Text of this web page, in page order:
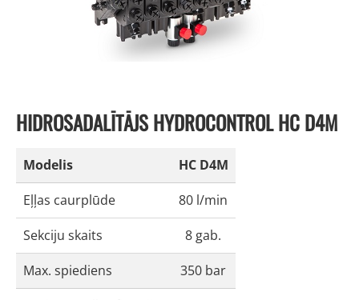
HIDROSADALĪTĀJS HYDROCONTROL HC D4M
Modelis
HC D4M
Eļļas caurplūde
80 l/min
Sekciju skaits
8 gab.
Max. spiediens
350 bar